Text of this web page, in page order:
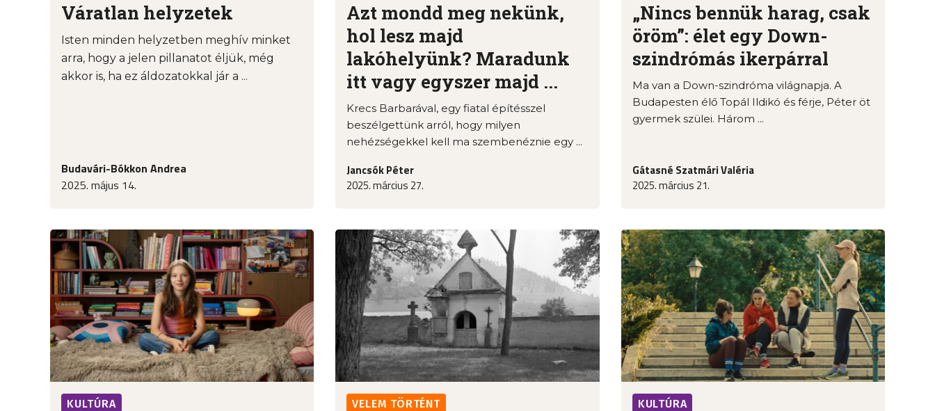
Váratlan helyzetek
Isten minden helyzetben meghív minket
arra, hogy a jelen pillanatot éljük, még
akkor is, ha ez áldozatokkal jár a ...
Budavári-Bókkon Andrea
2025. május 14.
Azt mondd meg nekünk,
hol lesz majd
lakóhelyünk? Maradunk
itt vagy egyszer majd ...
Krecs Barbarával, egy fiatal építésszel
beszélgettünk arról, hogy milyen
nehézségekkel kell ma szembenéznie egy ...
Jancsók Péter
2025. március 27.
„Nincs bennük harag, csak
öröm”: élet egy Down-
szindrómás ikerpárral
Ma van a Down-szindróma világnapja. A
Budapesten élő Topál Ildikó és férje, Péter öt
gyermek szülei. Három ...
Gátasné Szatmári Valéria
2025. március 21.
KULTÚRA VELEM TÖRTÉNT KULTÚRA